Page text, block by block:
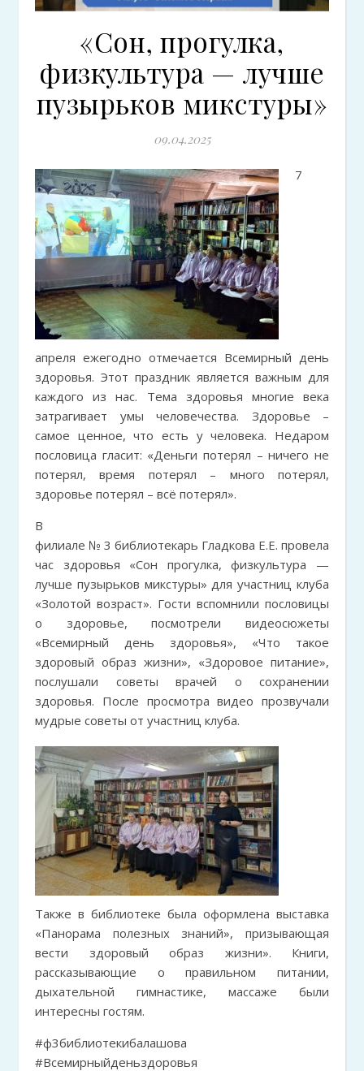
«Сон, прогулка,
физкультура — лучше
пузырьков микстуры»
09.04.2025
7
апреля ежегодно отмечается Всемирный день
здоровья. Этот праздник является важным для
каждого из нас. Тема здоровья многие века
затрагивает умы человечества. Здоровье –
самое ценное, что есть у человека. Недаром
пословица гласит: «Деньги потерял – ничего не
потерял, время потерял – много потерял,
здоровье потерял – всё потерял».
В
филиале № 3 библиотекарь Гладкова Е.Е. провела
час здоровья «Сон прогулка, физкультура —
лучше пузырьков микстуры» для участниц клуба
«Золотой возраст». Гости вспомнили пословицы
о здоровье, посмотрели видеосюжеты
«Всемирный день здоровья», «Что такое
здоровый образ жизни», «Здоровое питание»,
послушали советы врачей о сохранении
здоровья. После просмотра видео прозвучали
мудрые советы от участниц клуба.
Также в библиотеке была оформлена выставка
«Панорама полезных знаний», призывающая
вести здоровый образ жизни». Книги,
рассказывающие о правильном питании,
дыхательной гимнастике, массаже были
интересны гостям.
#ф3библиотекибалашова
#Всемирныйденьздоровья